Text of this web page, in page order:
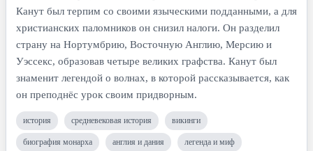
Канут был терпим со своими языческими подданными, а для
христианских паломников он снизил налоги. Он разделил
страну на Нортумбрию, Восточную Англию, Мерсию и
Уэссекс, образовав четыре великих графства. Канут был
знаменит легендой о волнах, в которой рассказывается, как
он преподнёс урок своим придворным.
история средневековая история викинги
биография монарха англия и дания легенда и миф